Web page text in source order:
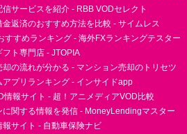
信サービスを紹介 - RBB VODセレクト
金返済のおすすめ方法を比較 - サイムレス
すすめランキング - 海外FXランキングテスター
ト専門店 - JTOPIA
却の流れが分かる - マンション売却のトリセツ
アプリランキング - インサイドapp
情報サイト - 超！アニメディアVOD比較
に関する情報を発信 - MoneyLendingマスター
報サイト - 自動車保険ナビ